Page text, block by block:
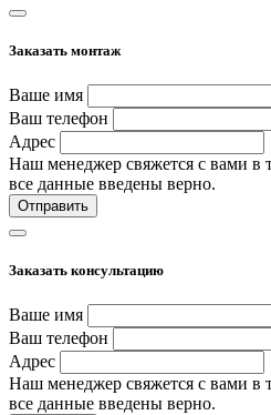
Заказать монтаж
Ваше имя
Ваш телефон
Адрес
Наш менеджер свяжется с вами в
все данные введены верно.
Отправить
Заказать консультацию
Ваше имя
Ваш телефон
Адрес
Наш менеджер свяжется с вами в
все данные введены верно.